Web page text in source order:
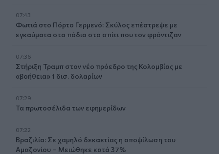
07:43
Φωτιά στο Πόρτο Γερμενό: Σκύλος επέστρεψε με
εγκαύματα στα πόδια στο σπίτι που τον φρόντιζαν
07:36
Στήριξη Τραμπ στον νέο πρόεδρο της Κολομβίας με
«βοήθεια» 1 δισ. δολαρίων
07:29
Τα πρωτοσέλιδα των εφημερίδων
07:22
Βραζιλία: Σε χαμηλό δεκαετίας η αποψίλωση του
Αμαζονίου – Μειώθηκε κατά 37%